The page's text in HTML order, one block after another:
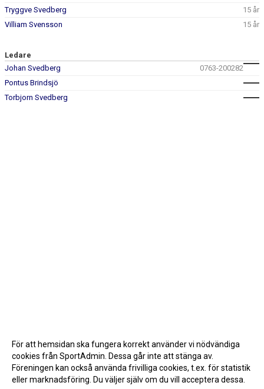
Tryggve Svedberg
15 år
Villiam Svensson
15 år
Ledare
Johan Svedberg
0763-200282
Pontus Brindsjö
Torbjorn Svedberg
För att hemsidan ska fungera korrekt använder vi nödvändiga
cookies från SportAdmin. Dessa går inte att stänga av.
Föreningen kan också använda frivilliga cookies, t.ex. för statistik
eller marknadsföring. Du väljer själv om du vill acceptera dessa.